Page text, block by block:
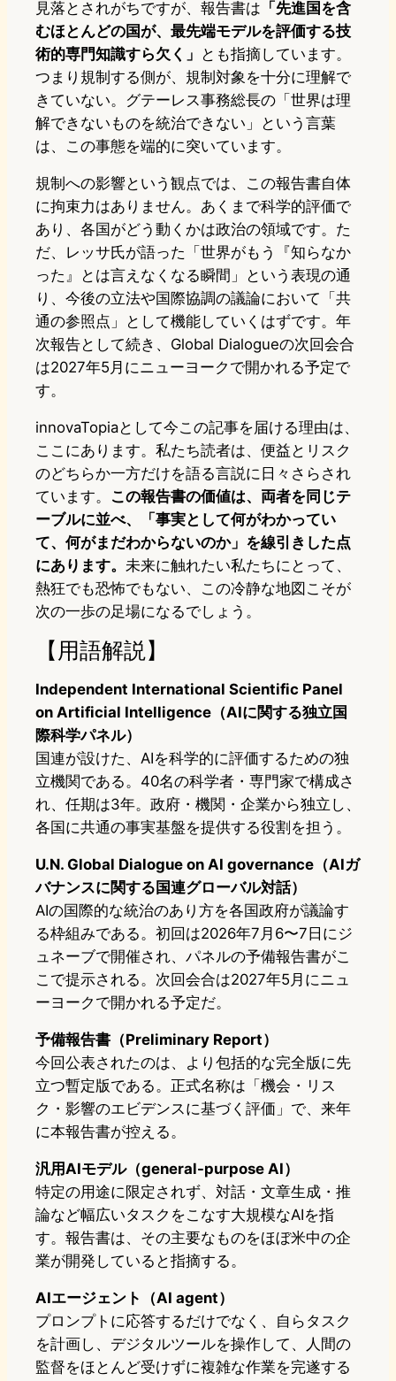
見落とされがちですが、報告書は 「先進国を含
むほとんどの国が、最先端モデルを評価する技
術的専門知識すら欠く」 とも指摘しています。
つまり規制する側が、規制対象を十分に理解で
きていない。グテーレス事務総長の「世界は理
解できないものを統治できない」という言葉
は、この事態を端的に突いています。
規制への影響という観点では、この報告書自体
に拘束力はありません。あくまで科学的評価で
あり、各国がどう動くかは政治の領域です。た
だ、レッサ氏が語った「世界がもう『知らなか
った』とは言えなくなる瞬間」という表現の通
り、今後の立法や国際協調の議論において「共
通の参照点」として機能していくはずです。年
次報告として続き、Global Dialogueの次回会合
は2027年5月にニューヨークで開かれる予定で
す。
innovaTopiaとして今この記事を届ける理由は、
ここにあります。私たち読者は、便益とリスク
のどちらか一方だけを語る言説に日々さらされ
ています。 この報告書の価値は、両者を同じテ
ーブルに並べ、「事実として何がわかってい
て、何がまだわからないのか」を線引きした点
にあります。 未来に触れたい私たちにとって、
熱狂でも恐怖でもない、この冷静な地図こそが
次の一歩の足場になるでしょう。
【用語解説】
Independent International Scientific Panel
on Artificial Intelligence（AIに関する独立国
際科学パネル）
国連が設けた、AIを科学的に評価するための独
立機関である。40名の科学者・専門家で構成さ
れ、任期は3年。政府・機関・企業から独立し、
各国に共通の事実基盤を提供する役割を担う。
U.N. Global Dialogue on AI governance（AIガ
バナンスに関する国連グローバル対話）
AIの国際的な統治のあり方を各国政府が議論す
る枠組みである。初回は2026年7月6〜7日にジ
ュネーブで開催され、パネルの予備報告書がこ
こで提示される。次回会合は2027年5月にニュ
ーヨークで開かれる予定だ。
予備報告書（Preliminary Report）
今回公表されたのは、より包括的な完全版に先
立つ暫定版である。正式名称は「機会・リス
ク・影響のエビデンスに基づく評価」で、来年
に本報告書が控える。
汎用AIモデル（general-purpose AI）
特定の用途に限定されず、対話・文章生成・推
論など幅広いタスクをこなす大規模なAIを指
す。報告書は、その主要なものをほぼ米中の企
業が開発していると指摘する。
AIエージェント（AI agent）
プロンプトに応答するだけでなく、自らタスク
を計画し、デジタルツールを操作して、人間の
監督をほとんど受けずに複雑な作業を完遂する